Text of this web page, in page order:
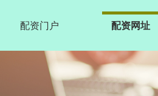
配资门户 配资网址